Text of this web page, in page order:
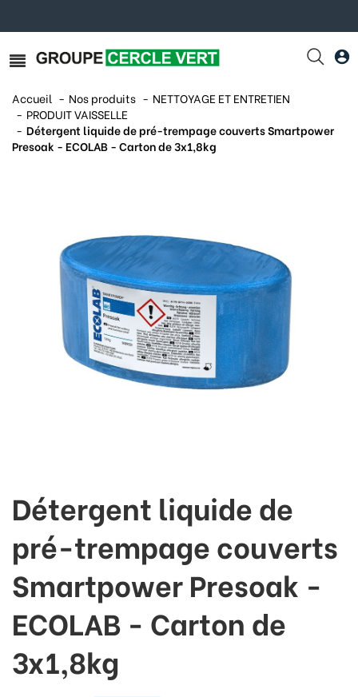
Accueil Nos produits
NETTOYAGE ET ENTRETIEN
PRODUIT VAISSELLE
Détergent liquide de pré-trempage couverts Smartpower
Presoak - ECOLAB - Carton de 3x1,8kg
Détergent liquide de
pré-trempage couverts
Smartpower Presoak -
ECOLAB - Carton de
3x1,8kg